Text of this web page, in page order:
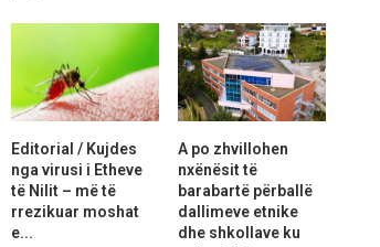
Editorial / Kujdes
nga virusi i Etheve
të Nilit – më të
rrezikuar moshat
e...
A po zhvillohen
nxënësit të
barabartë përballë
dallimeve etnike
dhe shkollave ku